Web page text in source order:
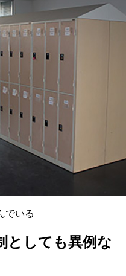
でいる
としても異例な